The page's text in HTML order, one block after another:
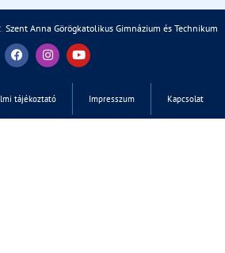
Szent Anna Görögkatolikus Gimnázium és Technikum
tájékoztató Impresszum Kapcsolat